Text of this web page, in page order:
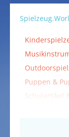
Puppen &
Schulartikel